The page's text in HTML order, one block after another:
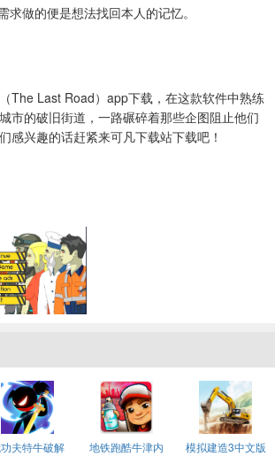
做的便是想法找回本人的记忆。
Last Road）app下载，在这款软件中熟练
市的破旧街道，一路碾碎着那些企图阻止他们
感兴趣的话赶紧来可凡下载站下载吧！
夫特牛破解
地铁跑酷牛津内
模拟建造3中文版